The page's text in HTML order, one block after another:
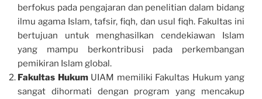
berfokus pada pengajaran dan penelitian dalam bidang
ilmu agama Islam, tafsir, fiqh, dan usul fiqh. Fakultas ini
bertujuan untuk menghasilkan cendekiawan Islam
yang mampu berkontribusi pada perkembangan
pemikiran Islam global.
Fakultas HukumUIAM memiliki Fakultas Hukum yang
sangat dihormati dengan program yang mencakup